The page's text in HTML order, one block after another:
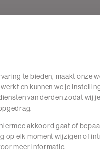
te bieden, maakt onze
en kunnen we je
van derden zodat wij
akkoord gaat of
op elk moment wijzigen of
meer informatie.